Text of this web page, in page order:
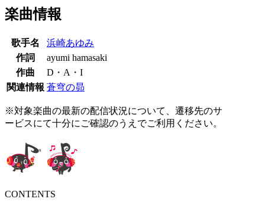
楽曲情報
歌手名
浜崎あゆみ
作詞
ayumi hamasaki
作曲
D・A・I
関連情報 蒼穹の昴
※対象楽曲の最新の配信状況について、遷移先のサ
ービスにて十分にご確認のうえでご利用ください。
CONTENTS